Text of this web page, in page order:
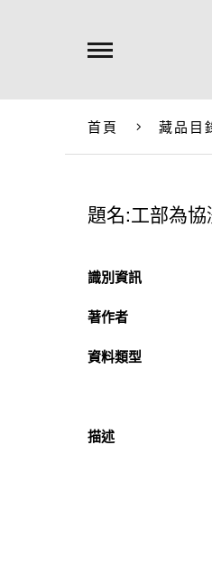
首頁 藏品目
題名:工部為
識別資訊
著作者
資料類型
描述